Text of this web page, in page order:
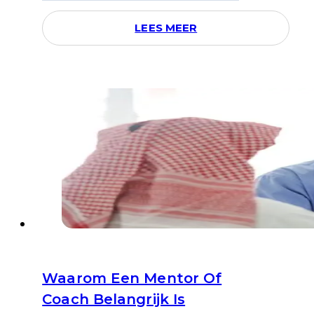
LEES MEER
Waarom Een Mentor Of
Coach Belangrijk Is